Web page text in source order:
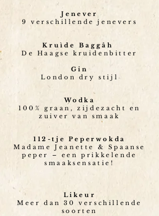
Jenever
9 verschillende jenevers
Kruìde
Baggâh
De Haagse kruidenbitter
Gin
London dry stijl
Wodka
100% graan, zijdezacht en
zuiver van smaak
112-tje Peperwokda
Madame Jeanette & Spaanse
peper – een prikkelende
smaaksensatie!
Likeur
Meer dan 30 verschillende
soorten